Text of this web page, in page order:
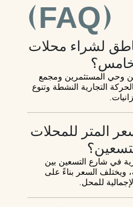
(FAQ)
لشراء محلات
وحي المستثمرين ومجمع
التجارية النشطة وتنوع
المتر للمحلات
في شارع التسعين بين
، ويختلف السعر بناءً على
للمحل.